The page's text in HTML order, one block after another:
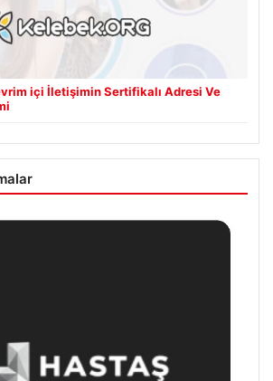
içi İletişimin Sertifikalı Adresi Ve